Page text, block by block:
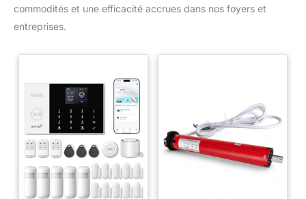
commodités et une efficacité accrues dans nos foyers et
entreprises.